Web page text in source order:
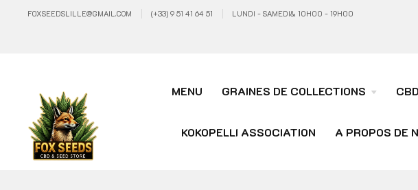
FOXSEEDSLILLE@GMAIL.COM (+33) 9 51 41 64 51 LUNDI - SAMEDI& 10H00 - 19H00
MENU GRAINES DE COLLECTIONS
KOKOPELLI ASSOCIATION A PROPOS DE